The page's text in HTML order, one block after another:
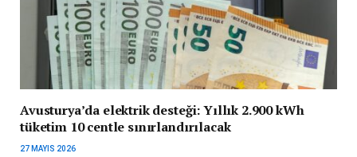
Avusturya’da elektrik desteği: Yıllık 2.900 kWh
tüketim 10 centle sınırlandırılacak
27 MAYIS 2026